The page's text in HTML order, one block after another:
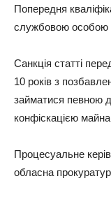
Попередня
службовою особою
Санкція статті
10 років з
займатися певною
конфіскацією
Процесуальне
обласна